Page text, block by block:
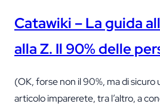
Catawiki – La guida
alla Z. Il 90% delle
conoscenza
(OK, forse non il 90%, ma di sicuro
articolo imparerete, tra l’altro, a